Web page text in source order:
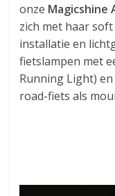
onze Magicshine
zich met haar
installatie en
fietslampen met
Running Light)
road-fiets als